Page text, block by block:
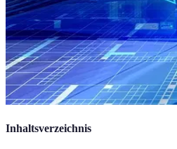
Inhaltsverzeichnis